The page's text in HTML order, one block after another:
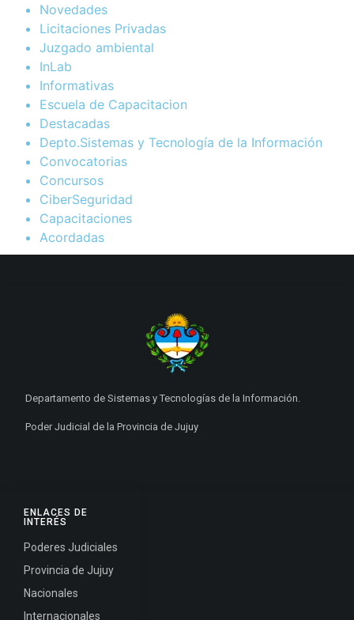
Novedades
Licitaciones Privadas
Juzgado ambiental
InLab
Informativas
Escuela de Capacitacion
Destacadas
Depto.Sistemas y Tecnología de la Información
Convocatorias
Concursos
CiberSeguridad
Capacitaciones
Acordadas
ENLACES DE
INTERÉS
Poderes Judiciales
Provincia de Jujuy
Nacionales
Internacionales
Departamento de Sistemas y Tecnologías de la Información.
Poder Judicial de la Provincia de Jujuy